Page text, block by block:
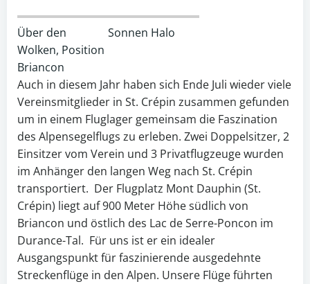
Über den
Wolken, Position
Briancon
Sonnen Halo
Auch in diesem Jahr haben sich Ende Juli wieder viele
Vereinsmitglieder in St. Crépin zusammen gefunden
um in einem Fluglager gemeinsam die Faszination
des Alpensegelflugs zu erleben. Zwei Doppelsitzer, 2
Einsitzer vom Verein und 3 Privatflugzeuge wurden
im Anhänger den langen Weg nach St. Crépin
transportiert. Der Flugplatz Mont Dauphin (St.
Crépin) liegt auf 900 Meter Höhe südlich von
Briancon und östlich des Lac de Serre-Poncon im
Durance-Tal. Für uns ist er ein idealer
Ausgangspunkt für faszinierende ausgedehnte
Streckenflüge in den Alpen. Unsere Flüge führten